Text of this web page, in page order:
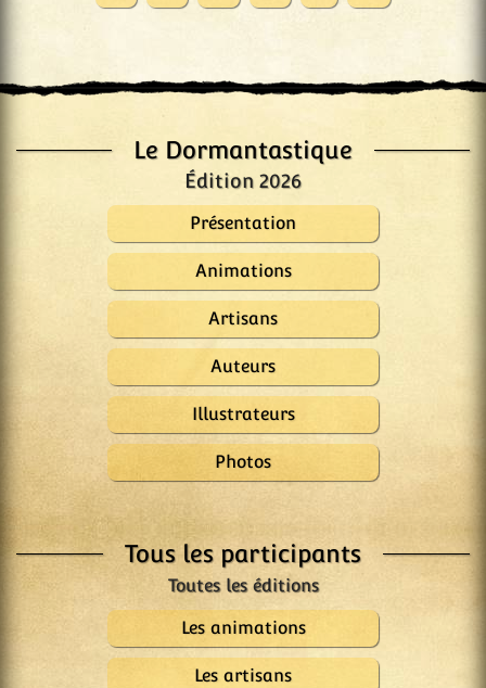
Le Dormantastique
Édition 2026
Présentation
Animations
Artisans
Auteurs
Illustrateurs
Photos
Tous les participants
Les animations
Les artisans